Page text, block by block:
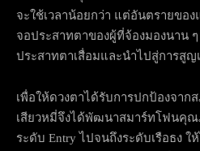
จะใช้เวลาน้อยกว่า แต่อันตรายขอ
จอประสาทตาของผู้ที่จ้องมองนาน ๆ
ประสาทตาเสื่อมและนำไปสู่การสูญ
เพื่อให้ดวงตาได้รับการปกป้องจาก
เสียวหมี่จึงได้พัฒนาสมาร์ทโฟนคุ
ระดับ Entry ไปจนถึงระดับเรือธง